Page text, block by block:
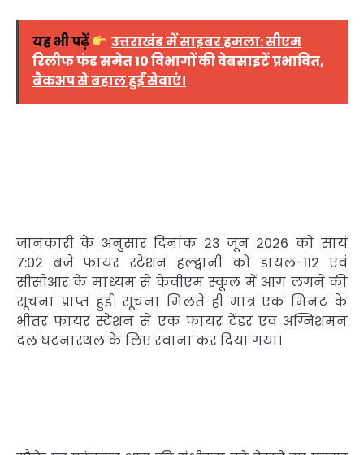
यह भी पढ़ें
उत्तराखंड में साइबर हमला: सीएम
रिलीफ फंड समेत 10 विभागों की वेबसाइटें प्रभावित,
बैकअप से बहाल हुईं सेवाएं।
जानकारी के अनुसार दिनांक 23 जून 2026 को सायं
7:02 बजे फायर स्टेशन हल्द्वानी को डायल-112 एवं
सीसीआर के माध्यम से केवीएम स्कूल में आग लगने की
सूचना प्राप्त हुई। सूचना मिलते ही मात्र एक मिनट के
भीतर फायर स्टेशन से एक फायर टेंडर एवं अग्निशमन
दल घटनास्थल के लिए रवाना कर दिया गया।